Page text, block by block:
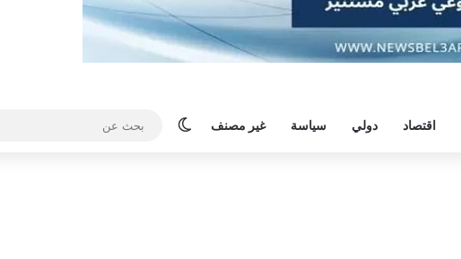
اقتصاد دولي سياسة غير مصنف الوضع المظلم